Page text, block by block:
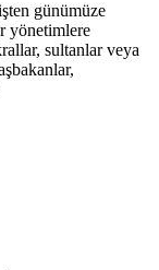
günümüze
yönetimlere
sultanlar veya